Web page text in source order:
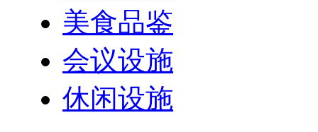
美食品鉴
会议设施
休闲设施